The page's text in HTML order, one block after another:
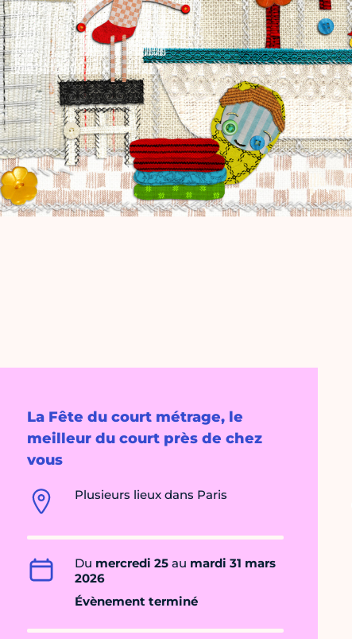
La Fête du court métrage, le
meilleur du court près de chez
vous
Plusieurs lieux dans Paris
Du mercredi 25 au mardi 31 mars
2026
Évènement terminé